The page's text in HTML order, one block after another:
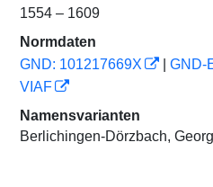
1554 – 1609
Normdaten
GND: 101217669X
GND-
VIAF
Namensvarianten
Berlichingen-Dörzbach,